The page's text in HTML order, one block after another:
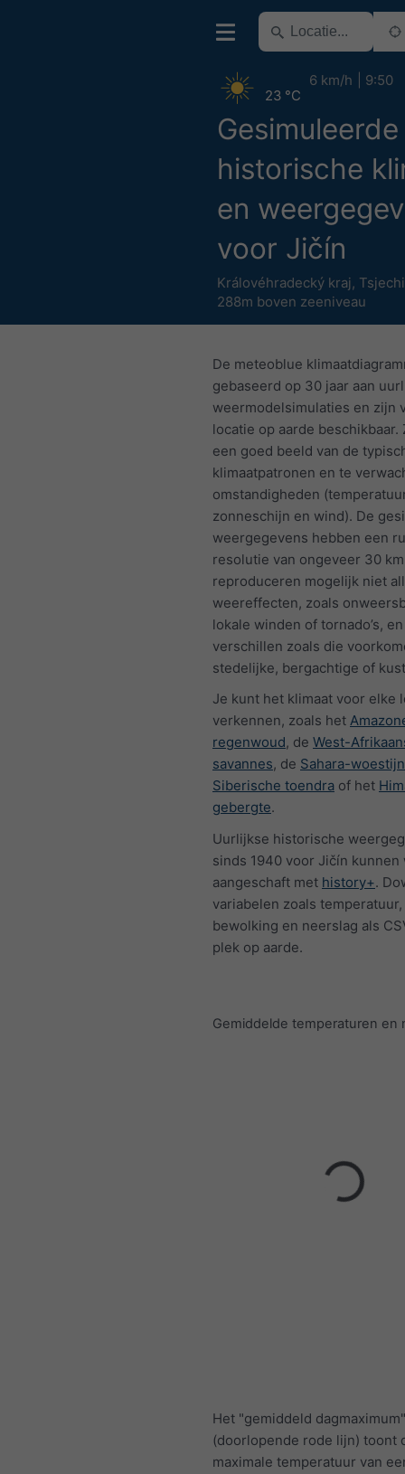
Gesimuleerde
historische
en
voor Jičín
Královéhradecký kraj,
288m boven zeeniveau
23 °C
6 km/h 9:50
De meteoblue
gebaseerd op 30 jaar aan
weermodelsimulaties en zijn
locatie op aarde beschikbaar.
een goed beeld van de
klimaatpatronen en te
omstandigheden
zonneschijn en wind). De
weergegevens hebben een
resolutie van ongeveer 30
reproduceren mogelijk niet
weereffecten, zoals
lokale winden of tornado’s,
verschillen zoals die
stedelijke, bergachtige of
Je kunt het klimaat voor elke
verkennen, zoals het
regenwoud, de West-
savannes, de Sahara-woestijn
Siberische toendra of het
gebergte.
Uurlijkse historische
sinds 1940 voor Jičín kunnen
aangeschaft met history+.
variabelen zoals
bewolking en neerslag als
plek op aarde.
Gemiddelde temperaturen en
Het "gemiddeld dagmaximum"
(doorlopende rode lijn) toont
maximale temperatuur van